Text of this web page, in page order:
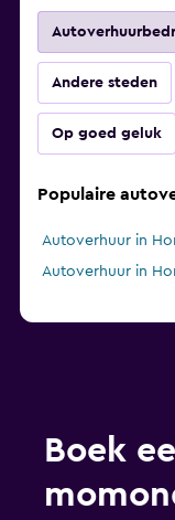
Andere steden
Op goed geluk
Populaire
Autoverhuur in
Autoverhuur in
Boek